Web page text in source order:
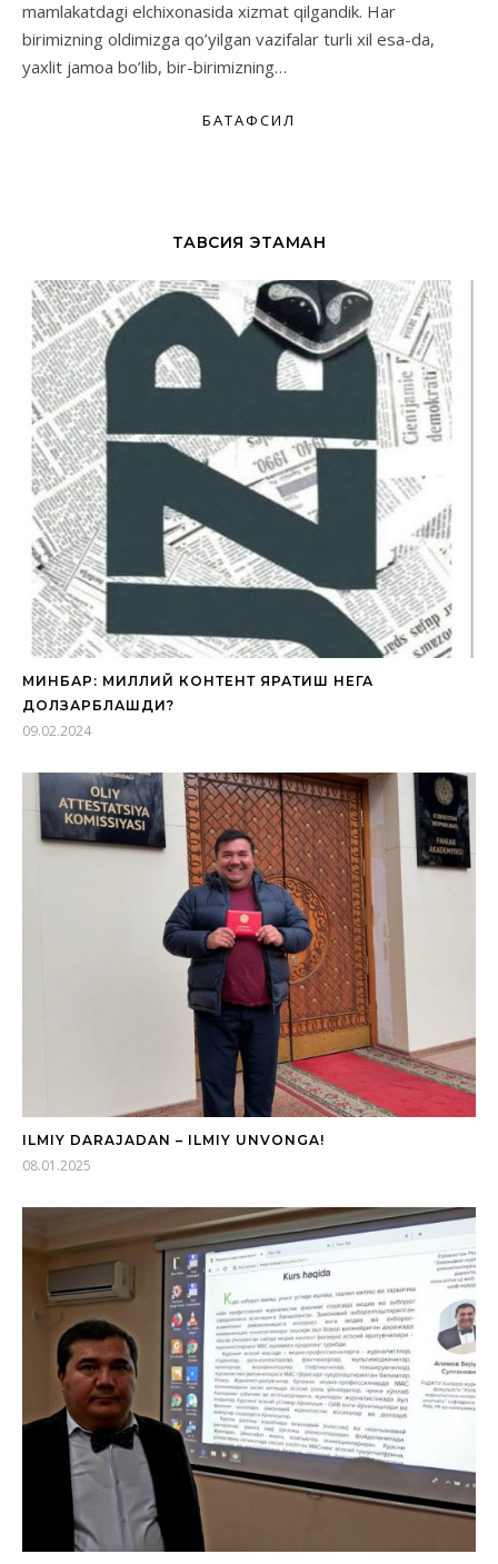
mamlakatdagi elchixonasida xizmat qilgandik. Har
birimizning oldimizga qo’yilgan vazifalar turli xil esa-da,
yaxlit jamoa bo’lib, bir-birimizning…
БАТАФСИЛ
ТАВСИЯ ЭТАМАН
МИНБАР: МИЛЛИЙ КОНТЕНТ ЯРАТИШ НЕГА
ДОЛЗАРБЛАШДИ?
09.02.2024
ILMIY DARAJADAN – ILMIY UNVONGA!
08.01.2025